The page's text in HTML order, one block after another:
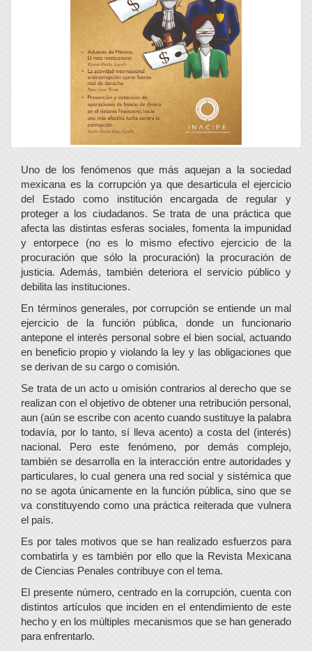
Uno de los fenómenos que más aquejan a la sociedad
mexicana es la corrupción ya que desarticula el ejercicio
del Estado como institución encargada de regular y
proteger a los ciudadanos. Se trata de una práctica que
afecta las distintas esferas sociales, fomenta la impunidad
y entorpece (no es lo mismo efectivo ejercicio de la
procuración que sólo la procuración) la procuración de
justicia. Además, también deteriora el servicio público y
debilita las instituciones.
En términos generales, por corrupción se entiende un mal
ejercicio de la función pública, donde un funcionario
antepone el interés personal sobre el bien social, actuando
en beneficio propio y violando la ley y las obligaciones que
se derivan de su cargo o comisión.
Se trata de un acto u omisión contrarios al derecho que se
realizan con el objetivo de obtener una retribución personal,
aun (aún se escribe con acento cuando sustituye la palabra
todavía, por lo tanto, sí lleva acento) a costa del (interés)
nacional. Pero este fenómeno, por demás complejo,
también se desarrolla en la interacción entre autoridades y
particulares, lo cual genera una red social y sistémica que
no se agota únicamente en la función pública, sino que se
va constituyendo como una práctica reiterada que vulnera
el país.
Es por tales motivos que se han realizado esfuerzos para
combatirla y es también por ello que la Revista Mexicana
de Ciencias Penales contribuye con el tema.
El presente número, centrado en la corrupción, cuenta con
distintos artículos que inciden en el entendimiento de este
hecho y en los múltiples mecanismos que se han generado
para enfrentarlo.